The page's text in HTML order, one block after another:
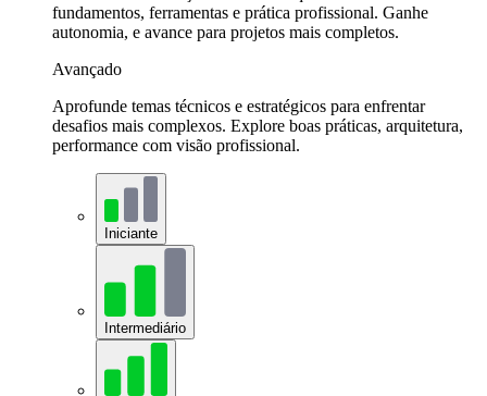
fundamentos, ferramentas e prática profissional. Ganhe
autonomia, e avance para projetos mais completos.
Avançado
Aprofunde temas técnicos e estratégicos para enfrentar
desafios mais complexos. Explore boas práticas, arquitetura,
performance com visão profissional.
Iniciante
Intermediário